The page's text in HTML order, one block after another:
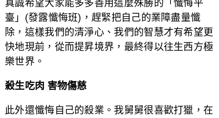
真誠希望大家能多多善用這麼殊勝的「懺悔平
臺」(發露懺悔班)，趕緊把自己的業障盡量懺
除，這樣我們的清淨心、我們的智慧才有希望更
快地現前，從而提昇境界，最終得以往生西方極
樂世界。
殺生吃肉 害物傷慈
此外還懺悔自己的殺業。我舅舅很喜歡打獵，在